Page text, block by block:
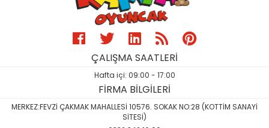
ÇALIŞMA SAATLERİ
Hafta içi: 09:00 - 17:00
FİRMA BİLGİLERİ
MERKEZ:FEVZİ ÇAKMAK MAHALLESİ 10576. SOKAK NO:28 (KOTTİM SANAYİ
SİTESİ)